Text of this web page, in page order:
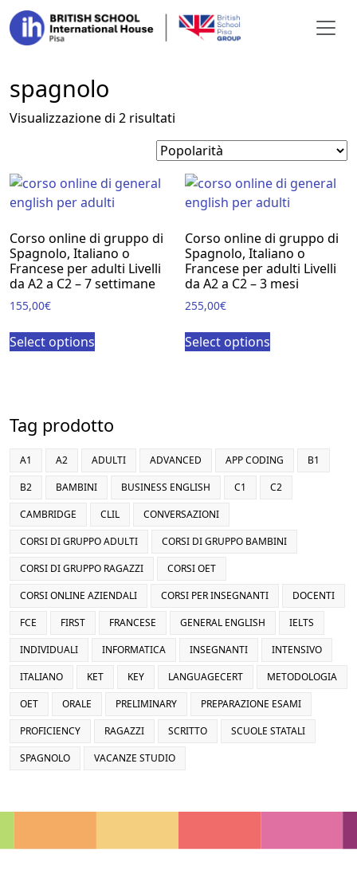
Vai al contenuto
spagnolo
Visualizzazione di 2 risultati
Corso online di gruppo di
Spagnolo, Italiano o
Francese per adulti Livelli
da A2 a C2 – 7 settimane
155,00€
Select options
Corso online di gruppo di
Spagnolo, Italiano o
Francese per adulti Livelli
da A2 a C2 – 3 mesi
255,00€
Select options
Tag prodotto
A1 A2 ADULTI ADVANCED APP CODING
B1
B2
BAMBINI BUSINESS ENGLISH C1
C2
CAMBRIDGE
CLIL
CONVERSAZIONI
CORSI DI GRUPPO ADULTI
CORSI DI GRUPPO BAMBINI
CORSI DI GRUPPO RAGAZZI
CORSI OET
CORSI ONLINE AZIENDALI
CORSI PER INSEGNANTI
DOCENTI
FCE
FIRST FRANCESE GENERAL ENGLISH
IELTS
INDIVIDUALI
INFORMATICA INSEGNANTI
INTENSIVO
ITALIANO
KET KEY LANGUAGECERT
METODOLOGIA
OET
ORALE PRELIMINARY
PREPARAZIONE ESAMI
PROFICIENCY
RAGAZZI SCRITTO
SCUOLE STATALI
SPAGNOLO
VACANZE STUDIO